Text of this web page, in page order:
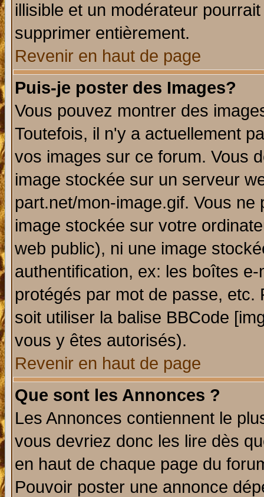
illisible et un modérateur
supprimer entièrement.
Revenir en haut de page
Puis-je poster des Images?
Vous pouvez montrer des
Toutefois, il n'y a actuellement
vos images sur ce forum. Vous
image stockée sur un serveur
part.net/mon-image.gif. Vous
image stockée sur votre
web public), ni une image
authentification, ex: les boîtes
protégés par mot de passe,
soit utiliser la balise BBCode
vous y êtes autorisés).
Revenir en haut de page
Que sont les Annonces ?
Les Annonces contiennent le
vous devriez donc les lire dès
en haut de chaque page du
Pouvoir poster une annonce